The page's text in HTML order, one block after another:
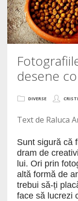
desene
DIVERSE
Text de Raluca
Sunt sigură că
dram de
lui. Ori prin
altă formă de
trebui să-ți
face să lucrezi